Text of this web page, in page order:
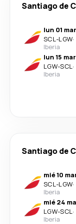
Santiago de
lun 01 mar
SCL-LGW·
Iberia
lun 15 mar
LGW-SCL·
Iberia
Santiago de
mié 10
SCL-LGW·
Iberia
mié 24
LGW-SCL·
Iberia